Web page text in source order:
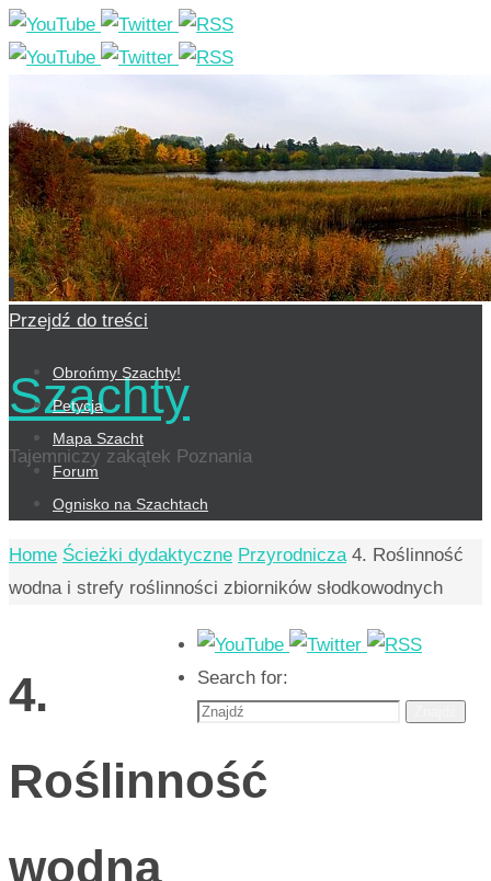
Szachty
Tajemniczy zakątek Poznania
Przejdź do treści
Obrońmy Szachty!
Petycja
Mapa Szacht
Forum
Ognisko na Szachtach
Home Ścieżki dydaktyczne Przyrodnicza 4. Roślinność
wodna i strefy roślinności zbiorników słodkowodnych
4.
Roślinność
wodna
Search for: